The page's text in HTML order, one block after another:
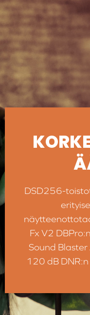
DSD256-
Fx V2
Sound
120 dB